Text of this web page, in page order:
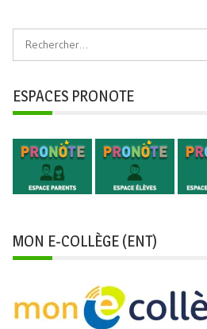
Rechercher :
ESPACES PRONOTE
MON E-COLLÈGE (ENT)